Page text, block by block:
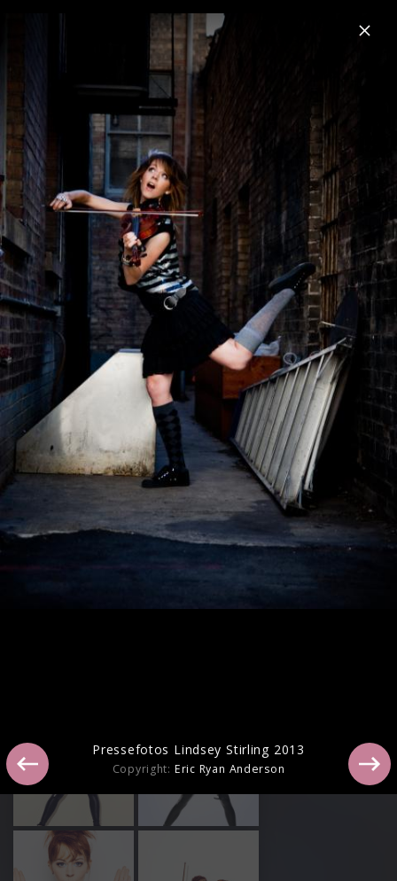
Menu
Lindsey Stirling
News Musik Videos Biografie
Lindsey Stirling Pressebilder 2017
Pressefotos Lindsey Stirling 2013
Copyright: Eric Ryan Anderson